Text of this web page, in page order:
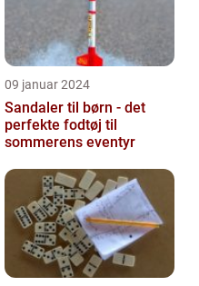
09 januar 2024
Sandaler til børn - det
perfekte fodtøj til
sommerens eventyr